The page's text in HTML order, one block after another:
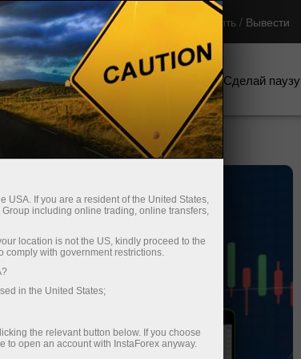
платформы Пополнить / Вывести
Партнерам Промоакции Сделай паузу
USA. If you are a resident of the United States,
including online trading, online transfers,
location is not the US, kindly proceed to the
comply with government restrictions.
in the United States;
the relevant button below. If you choose
to open an account with InstaForex anyway.